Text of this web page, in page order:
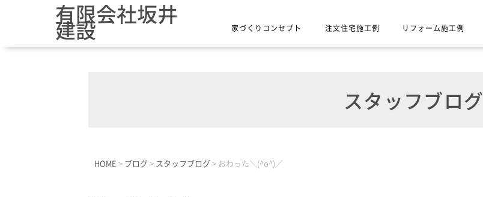
有限会社坂井
建設 家づくりコンセプト 注文住宅施工例 リフォーム施工例
スタッフブログ
HOME > ブログ > スタッフブログ > おわった＼(^o^)／